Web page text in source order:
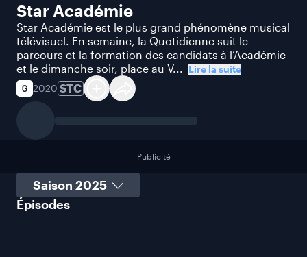
Star Académie
Star Académie est le plus grand phénomène musical
télévisuel. En semaine, la Quotidienne suit le
parcours et la formation des candidats à l’Académie
et le dimanche soir, place au V... Lire la suite
2020 STC
Publicité
Sélectionner une saison
Épisodes